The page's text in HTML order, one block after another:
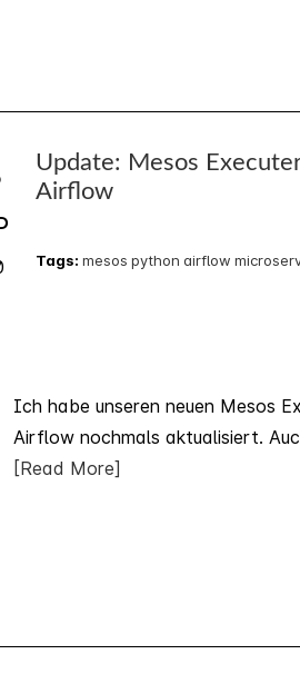
Update: Mesos
Airflow
Tags: mesos python airflow
Ich habe unseren neuen Mesos
Airflow nochmals aktualisiert.
[Read More]